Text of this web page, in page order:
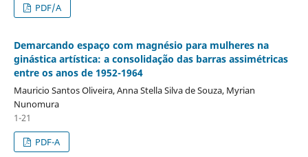
PDF/A
Demarcando espaço com magnésio para mulheres na
ginástica artística: a consolidação das barras assimétricas
entre os anos de 1952-1964
Mauricio Santos Oliveira, Anna Stella Silva de Souza, Myrian
Nunomura
1-21
PDF-A